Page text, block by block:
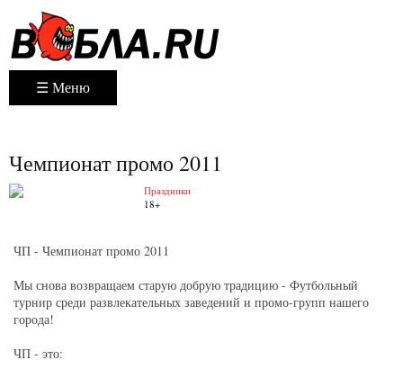
☰ Меню
Чемпионат промо 2011
Праздники
18+
ЧП - Чемпионат промо 2011
Мы снова возвращаем старую добрую традицию - Футбольный
турнир среди развлекательных заведений и промо-групп нашего
города!
ЧП - это: